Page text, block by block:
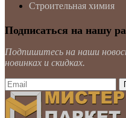
Строительная химия
Подписаться на нашу
Подпишитесь на наши
новинках и скидках.